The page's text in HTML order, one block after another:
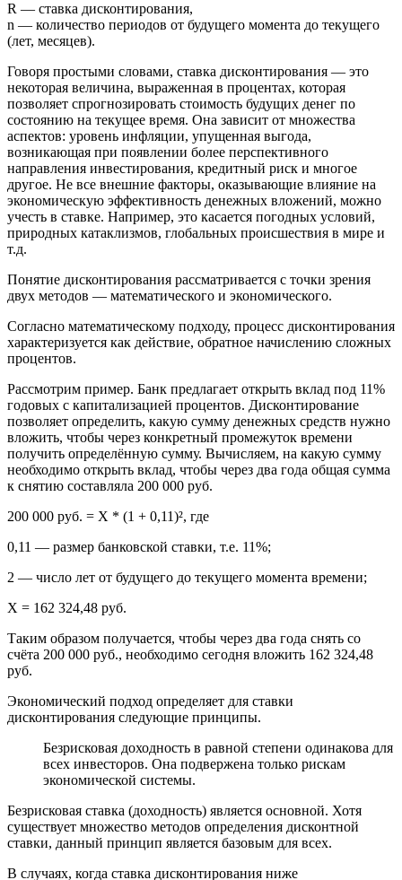
R — ставка дисконтирования,
n — количество периодов от будущего момента до текущего
(лет, месяцев).
Говоря простыми словами, ставка дисконтирования — это
некоторая величина, выраженная в процентах, которая
позволяет спрогнозировать стоимость будущих денег по
состоянию на текущее время. Она зависит от множества
аспектов: уровень инфляции, упущенная выгода,
возникающая при появлении более перспективного
направления инвестирования, кредитный риск и многое
другое. Не все внешние факторы, оказывающие влияние на
экономическую эффективность денежных вложений, можно
учесть в ставке. Например, это касается погодных условий,
природных катаклизмов, глобальных происшествия в мире и
т.д.
Понятие дисконтирования рассматривается с точки зрения
двух методов — математического и экономического.
Согласно математическому подходу, процесс дисконтирования
характеризуется как действие, обратное начислению сложных
процентов.
Рассмотрим пример. Банк предлагает открыть вклад под 11%
годовых с капитализацией процентов. Дисконтирование
позволяет определить, какую сумму денежных средств нужно
вложить, чтобы через конкретный промежуток времени
получить определённую сумму. Вычисляем, на какую сумму
необходимо открыть вклад, чтобы через два года общая сумма
к снятию составляла 200 000 руб.
200 000 руб. = Х * (1 + 0,11)², где
0,11 — размер банковской ставки, т.е. 11%;
2 — число лет от будущего до текущего момента времени;
Х = 162 324,48 руб.
Таким образом получается, чтобы через два года снять со
счёта 200 000 руб., необходимо сегодня вложить 162 324,48
руб.
Экономический подход определяет для ставки
дисконтирования следующие принципы.
Безрисковая доходность в равной степени одинакова для
всех инвесторов. Она подвержена только рискам
экономической системы.
Безрисковая ставка (доходность) является основной. Хотя
существует множество методов определения дисконтной
ставки, данный принцип является базовым для всех.
В случаях, когда ставка дисконтирования ниже